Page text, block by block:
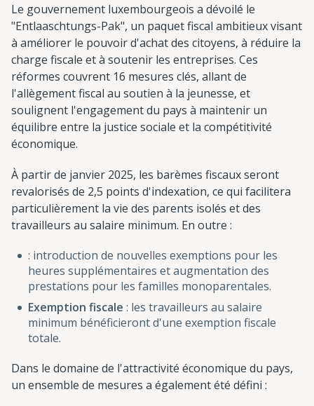
Le gouvernement luxembourgeois a dévoilé le
"Entlaaschtungs-Pak", un paquet fiscal ambitieux visant
à améliorer le pouvoir d'achat des citoyens, à réduire la
charge fiscale et à soutenir les entreprises. Ces
réformes couvrent 16 mesures clés, allant de
l'allègement fiscal au soutien à la jeunesse, et
soulignent l'engagement du pays à maintenir un
équilibre entre la justice sociale et la compétitivité
économique.
À partir de janvier 2025, les barèmes fiscaux seront
revalorisés de 2,5 points d'indexation, ce qui facilitera
particulièrement la vie des parents isolés et des
travailleurs au salaire minimum. En outre :
: introduction de nouvelles exemptions pour les
heures supplémentaires et augmentation des
prestations pour les familles monoparentales.
Exemption fiscale : les travailleurs au salaire
minimum bénéficieront d'une exemption fiscale
totale.
Dans le domaine de l'attractivité économique du pays,
un ensemble de mesures a également été défini :